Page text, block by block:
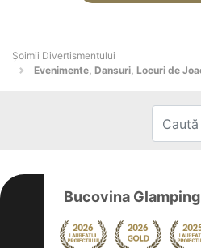
Şoimii Divertismentului
Evenimente, Dansuri, Locuri de
Bucovina Glamping